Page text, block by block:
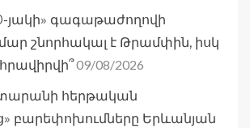
յակի» գագաթաժողովի
շնորհակալ է Թրամփին, իսկ
09/08/2026
հերթական
բարեփոխումները Երևանյան